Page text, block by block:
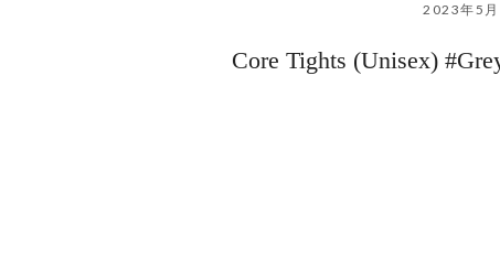
2023年5
Core Tights (Unisex)